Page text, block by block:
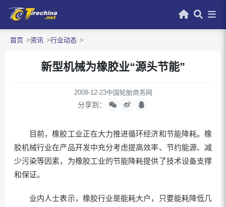
首页 资讯 行业动态
新型机械为橡胶业“源头节能”
2008-12-23中国轮胎商务网
分享到：
目前，橡胶工业正在大力推进循环经济和节能降耗。橡
胶机械行业在产品开发中充分考虑提高效率、节约能源、减
少污染等因素，为橡胶工业的节能降耗提供了技术设备支撑
和保证。
业内人士表示，橡胶行业是能耗大户，只要能耗降低几